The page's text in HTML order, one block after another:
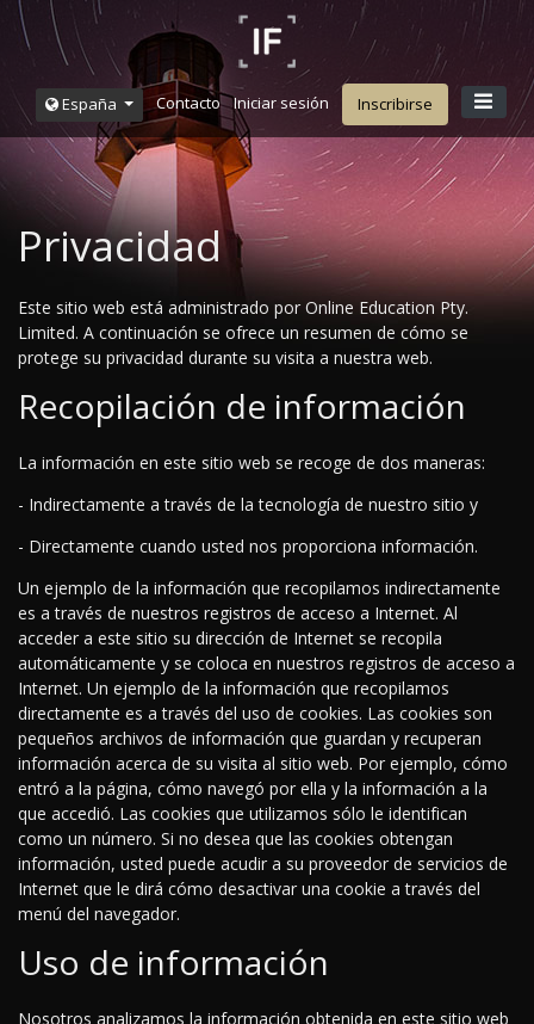
España Contacto Iniciar sesión Inscribirse
Privacidad
Este sitio web está administrado por Online Education Pty.
Limited. A continuación se ofrece un resumen de cómo se
protege su privacidad durante su visita a nuestra web.
Recopilación de información
La información en este sitio web se recoge de dos maneras:
- Indirectamente a través de la tecnología de nuestro sitio y
- Directamente cuando usted nos proporciona información.
Un ejemplo de la información que recopilamos indirectamente
es a través de nuestros registros de acceso a Internet. Al
acceder a este sitio su dirección de Internet se recopila
automáticamente y se coloca en nuestros registros de acceso a
Internet. Un ejemplo de la información que recopilamos
directamente es a través del uso de cookies. Las cookies son
pequeños archivos de información que guardan y recuperan
información acerca de su visita al sitio web. Por ejemplo, cómo
entró a la página, cómo navegó por ella y la información a la
que accedió. Las cookies que utilizamos sólo le identifican
como un número. Si no desea que las cookies obtengan
información, usted puede acudir a su proveedor de servicios de
Internet que le dirá cómo desactivar una cookie a través del
menú del navegador.
Uso de información
Nosotros analizamos la información obtenida en este sitio web